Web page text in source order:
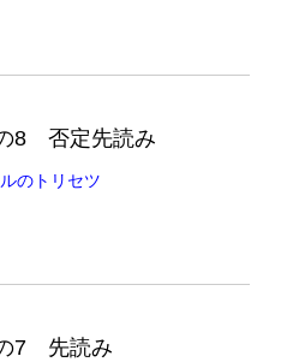
8 否定先読み
のトリセツ
7 先読み